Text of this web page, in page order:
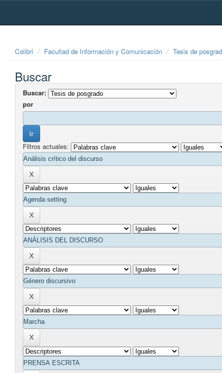
Skip
Colibri Facultad de Información y Comunicación Tesis de
Buscar
Buscar:
por
Filtros actuales: